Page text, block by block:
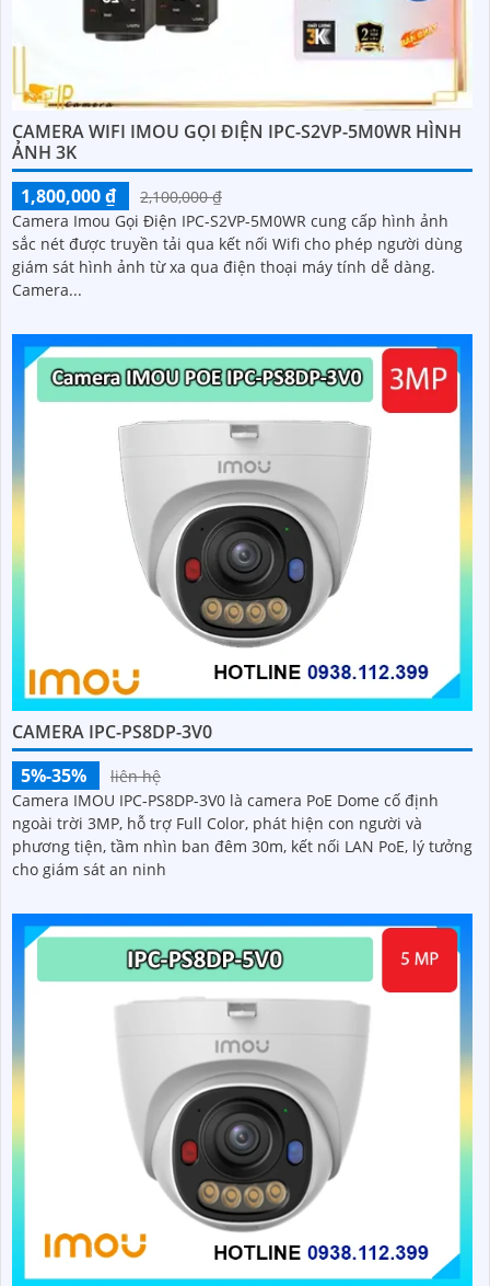
CAMERA WIFI IMOU GỌI ĐIỆN IPC-S2VP-5M0WR HÌNH
ẢNH 3K
1,800,000 ₫
2,100,000 ₫
Camera Imou Gọi Điện IPC-S2VP-5M0WR cung cấp hình ảnh
sắc nét được truyền tải qua kết nối Wifi cho phép người dùng
giám sát hình ảnh từ xa qua điện thoại máy tính dễ dàng.
Camera...
CAMERA IPC-PS8DP-3V0
5%-35%
liên hệ
Camera IMOU IPC-PS8DP-3V0 là camera PoE Dome cố định
ngoài trời 3MP, hỗ trợ Full Color, phát hiện con người và
phương tiện, tầm nhìn ban đêm 30m, kết nối LAN PoE, lý tưởng
cho giám sát an ninh